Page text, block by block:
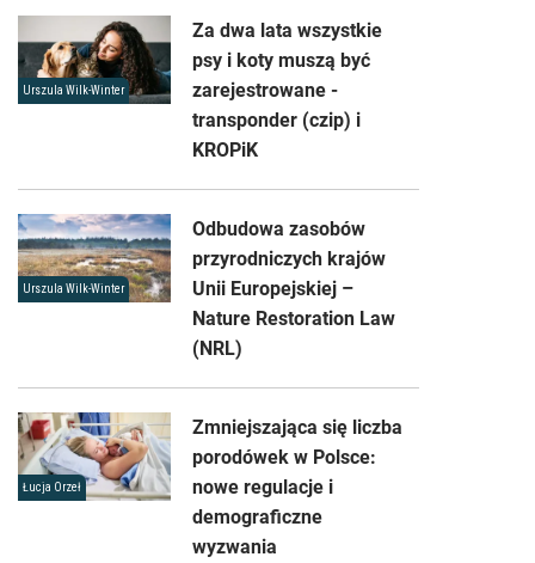
Urszula Wilk-Winter
Za dwa lata wszystkie
psy i koty muszą być
zarejestrowane -
transponder (czip) i
KROPiK
Urszula Wilk-Winter
Odbudowa zasobów
przyrodniczych krajów
Unii Europejskiej –
Nature Restoration Law
(NRL)
Łucja Orzeł
Zmniejszająca się liczba
porodówek w Polsce:
nowe regulacje i
demograficzne
wyzwania